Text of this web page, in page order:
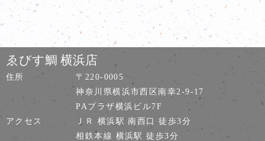
ゑびす鯛 横浜店
住所
〒220-0005
神奈川県横浜市西区南幸2-9-17
PAプラザ横浜ビル7F
アクセス
ＪＲ 横浜駅 南西口 徒歩3分
相鉄本線 横浜駅 徒歩3分